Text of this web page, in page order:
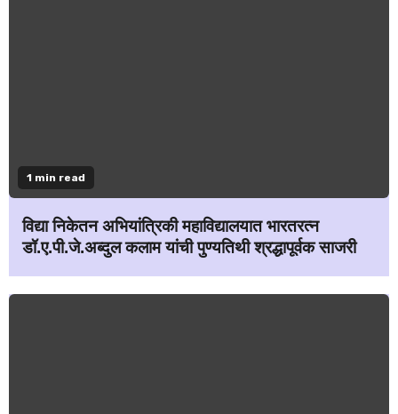
1 min read
विद्या निकेतन अभियांत्रिकी महाविद्यालयात भारतरत्न
डॉ.ए.पी.जे.अब्दुल कलाम यांची पुण्यतिथी श्रद्धापूर्वक साजरी